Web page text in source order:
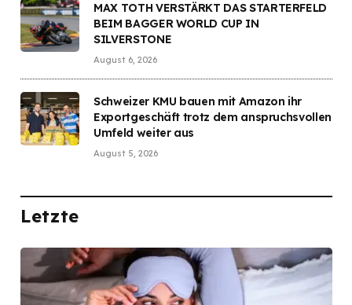
MAX TOTH VERSTÄRKT DAS STARTERFELD
BEIM BAGGER WORLD CUP IN
SILVERSTONE
August 6, 2026
Schweizer KMU bauen mit Amazon ihr
Exportgeschäft trotz dem anspruchsvollen
Umfeld weiter aus
August 5, 2026
Letzte